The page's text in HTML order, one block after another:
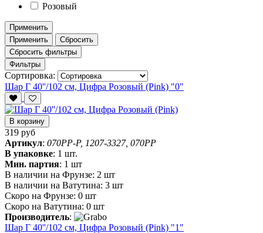
Розовый
Применить
Применить
Сбросить
Сбросить фильтры
Фильтры
Сортировка:
Шар Г 40''/102 см, Цифра Розовый (Pink) "0"
В корзину
319 руб
Артикул: 070PP-P, 1207-3327, 070PP
В упаковке: 1 шт.
Мин. партия: 1 шт
В наличии на Фрунзе: 2 шт
В наличии на Ватутина: 3 шт
Скоро на Фрунзе: 0 шт
Скоро на Ватутина: 0 шт
Производитель:
Шар Г 40''/102 см, Цифра Розовый (Pink) "1"